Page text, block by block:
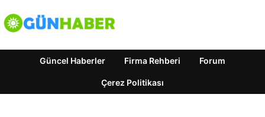
Güncel Haberler Firma Rehberi Forum
Çerez Politikası